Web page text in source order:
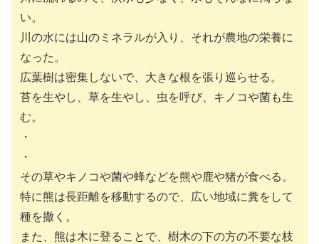
い。
川の水には山のミネラルが入り、それが農地の栄養に
なった。
広葉樹は密集しないで、大きな根を張り巡らせる。
苔を生やし、草を生やし、虫を呼び、キノコや菌も生
む。
・
・
その草やキノコや菌や蜂などを熊や鹿や猪が食べる。
特に熊は長距離を移動するので、広い地域に糞をして
種を撒く。
また、熊は木に登ることで、樹木の下の方の不要な枝